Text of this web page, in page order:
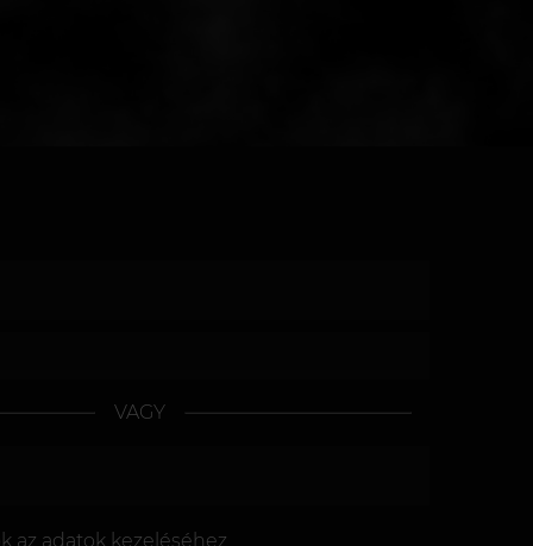
VAGY
az adatok kezeléséhez